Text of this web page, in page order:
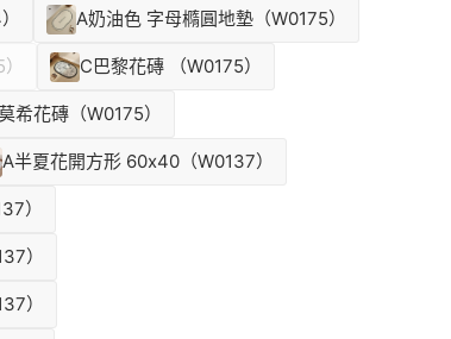
A奶油色 字母橢圓地墊（W0175）
C巴黎花磚 （W0175）
希花磚（W0175）
A半夏花開方形 60x40（W0137）
）
）
）